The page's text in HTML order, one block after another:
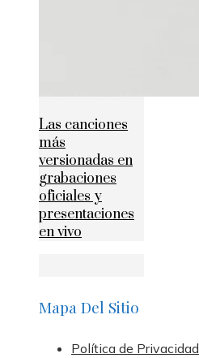
Las canciones
más
versionadas en
grabaciones
oficiales y
presentaciones
en vivo
Mapa Del Sitio
Política de Privacidad